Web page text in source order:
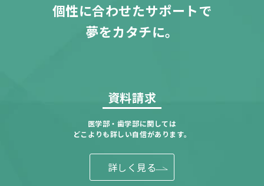
個性に合わせたサポートで
夢をカタチに。
資料請求
医学部・歯学部に関しては
どこよりも詳しい自信があります。
詳しく見る